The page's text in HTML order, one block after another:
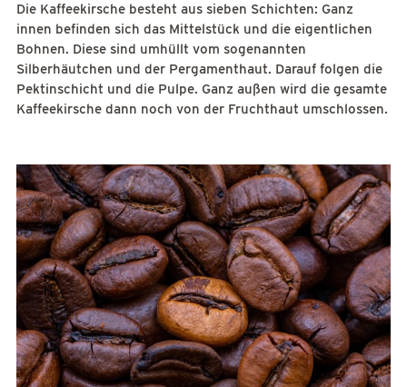
Die Kaffeekirsche besteht aus sieben Schichten: Ganz
innen befinden sich das Mittelstück und die eigentlichen
Bohnen. Diese sind umhüllt vom sogenannten
Silberhäutchen und der Pergamenthaut. Darauf folgen die
Pektinschicht und die Pulpe. Ganz außen wird die gesamte
Kaffeekirsche dann noch von der Fruchthaut umschlossen.